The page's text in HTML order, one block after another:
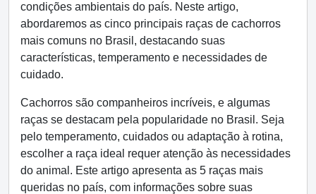
condições ambientais do país. Neste artigo,
abordaremos as cinco principais raças de cachorros
mais comuns no Brasil, destacando suas
características, temperamento e necessidades de
cuidado.
Cachorros são companheiros incríveis, e algumas
raças se destacam pela popularidade no Brasil. Seja
pelo temperamento, cuidados ou adaptação à rotina,
escolher a raça ideal requer atenção às necessidades
do animal. Este artigo apresenta as 5 raças mais
queridas no país, com informações sobre suas